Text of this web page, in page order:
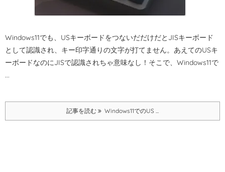
Windows11でも、USキーボードをつないだだけだとJISキーボード
として認識され、キー印字通りの文字が打てません。 あえてのUSキ
ーボードなのにJISで認識されちゃ意味なし！ そこで、Windows11で
...
記事を読む Windows11でのUS ...